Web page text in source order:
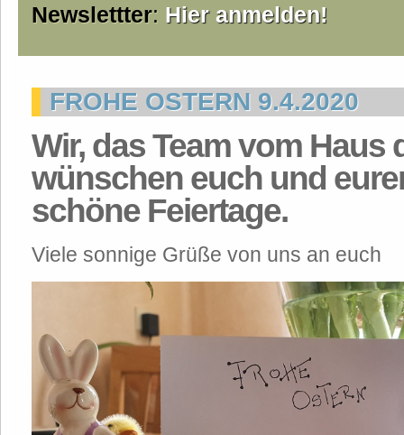
Newslettter: Hier anmelden!
FROHE OSTERN 9.4.2020
Wir, das Team vom Haus
wünschen euch und
schöne Feiertage.
Viele sonnige Grüße von uns an euch